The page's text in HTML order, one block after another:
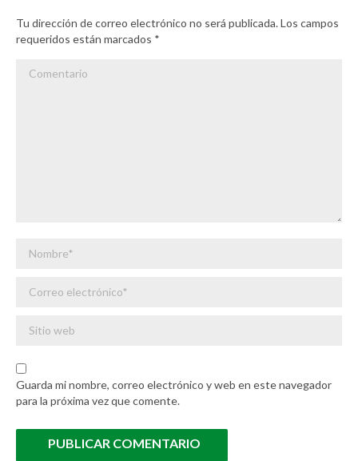
Tu dirección de correo electrónico no será publicada. Los campos
requeridos están marcados *
Comentario
Guarda mi nombre, correo electrónico y web en este navegador
para la próxima vez que comente.
PUBLICAR COMENTARIO